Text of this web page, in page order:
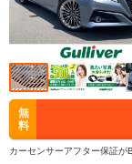
無
料
カーセンサーアフター保証が